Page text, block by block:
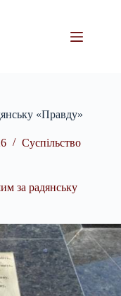
«Правду»
Суспільство
за радянську